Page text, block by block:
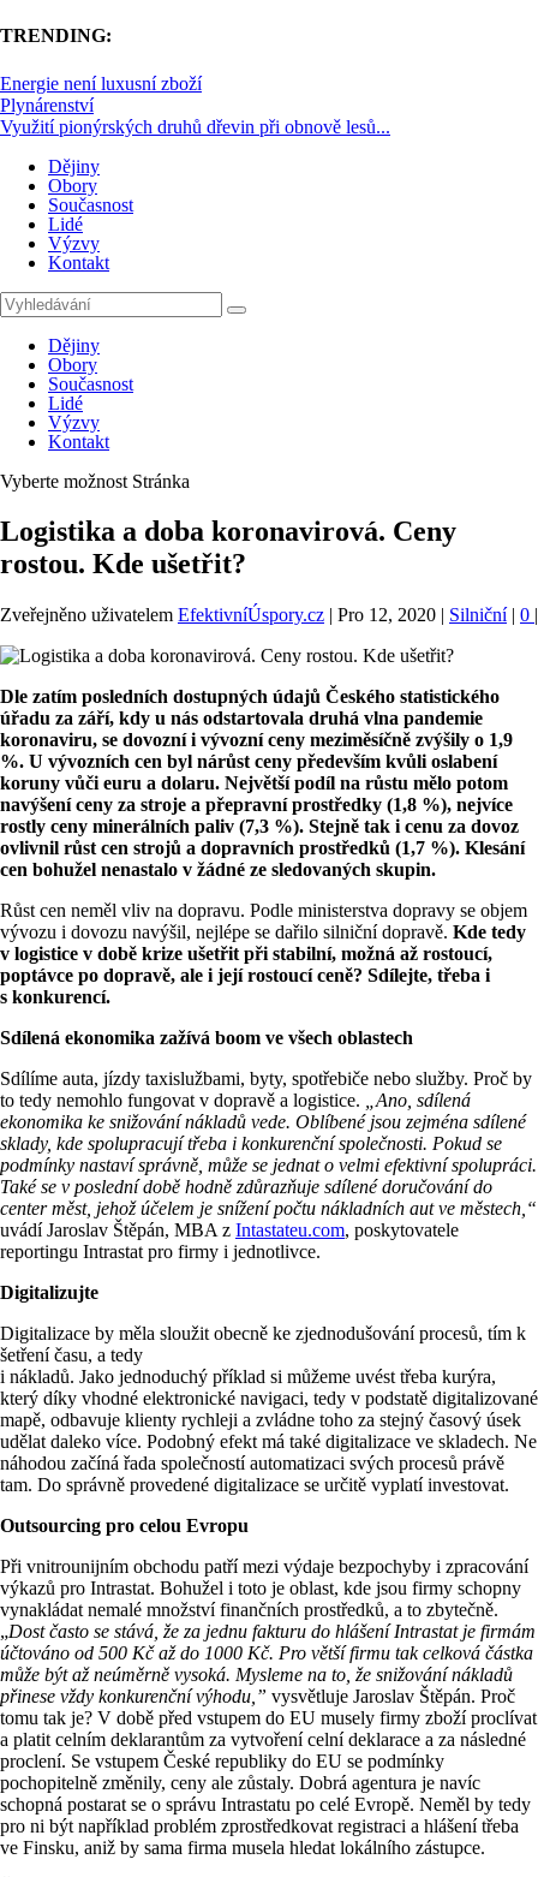
TRENDING:
Energie není luxusní zboží
Plynárenství
Využití pionýrských druhů dřevin při obnově lesů...
Dějiny
Obory
Současnost
Lidé
Výzvy
Kontakt
Dějiny
Obory
Současnost
Lidé
Výzvy
Kontakt
Vyberte možnost Stránka
Logistika a doba koronavirová. Ceny
rostou. Kde ušetřit?
Zveřejněno uživatelem EfektivníÚspory.cz | Pro 12, 2020 | Silniční| 0 |
Dle zatím posledních dostupných údajů Českého statistického
úřadu za září, kdy u nás odstartovala druhá vlna pandemie
koronaviru, se dovozní i vývozní ceny meziměsíčně zvýšily o 1,9
%. U vývozních cen byl nárůst ceny především kvůli oslabení
koruny vůči euru a dolaru. Největší podíl na růstu mělo potom
navýšení ceny za stroje a přepravní prostředky (1,8 %), nejvíce
rostly ceny minerálních paliv (7,3 %). Stejně tak i cenu za dovoz
ovlivnil růst cen strojů a dopravních prostředků (1,7 %). Klesání
cen bohužel nenastalo v žádné ze sledovaných skupin.
Růst cen neměl vliv na dopravu. Podle ministerstva dopravy se objem
vývozu i dovozu navýšil, nejlépe se dařilo silniční dopravě. Kde tedy
v logistice v době krize ušetřit při stabilní, možná až rostoucí,
poptávce po dopravě, ale i její rostoucí ceně? Sdílejte, třeba i
s konkurencí.
Sdílená ekonomika zažívá boom ve všech oblastech
Sdílíme auta, jízdy taxislužbami, byty, spotřebiče nebo služby. Proč by
to tedy nemohlo fungovat v dopravě a logistice.
„Ano, sdílená
ekonomika ke snižování nákladů vede. Oblíbené jsou zejména sdílené
sklady, kde spolupracují třeba i konkurenční společnosti. Pokud se
podmínky nastaví správně, může se jednat o velmi efektivní spolupráci.
Také se v poslední době hodně zdůrazňuje sdílené doručování do
center měst, jehož účelem je snížení počtu nákladních aut ve městech,“
uvádí Jaroslav Štěpán, MBA z Intastateu.com, poskytovatele
reportingu Intrastat pro firmy i jednotlivce.
Digitalizujte
Digitalizace by měla sloužit obecně ke zjednodušování procesů, tím k
šetření času, a tedy
i nákladů. Jako jednoduchý příklad si můžeme uvést třeba kurýra,
který díky vhodné elektronické navigaci, tedy v podstatě digitalizované
mapě, odbavuje klienty rychleji a zvládne toho za stejný časový úsek
udělat daleko více. Podobný efekt má také digitalizace ve skladech. Ne
náhodou začíná řada společností automatizaci svých procesů právě
tam. Do správně provedené digitalizace se určitě vyplatí investovat.
Outsourcing pro celou Evropu
Při vnitrounijním obchodu patří mezi výdaje bezpochyby i zpracování
výkazů pro Intrastat. Bohužel i toto je oblast, kde jsou firmy schopny
vynakládat nemalé množství finančních prostředků, a to zbytečně.
„Dost často se stává, že za jednu fakturu do hlášení Intrastat je firmám
účtováno od 500 Kč až do 1000 Kč. Pro větší firmu tak celková částka
může být až neúměrně vysoká. Mysleme na to, že snižování nákladů
přinese vždy konkurenční výhodu,” vysvětluje Jaroslav Štěpán. Proč
tomu tak je? V době před vstupem do EU musely firmy zboží proclívat
a platit celním deklarantům za vytvoření celní deklarace a za následné
proclení. Se vstupem České republiky do EU se podmínky
pochopitelně změnily, ceny ale zůstaly. Dobrá agentura je navíc
schopná postarat se o správu Intrastatu po celé Evropě. Neměl by tedy
pro ni být například problém zprostředkovat registraci a hlášení třeba
ve Finsku, aniž by sama firma musela hledat lokálního zástupce.